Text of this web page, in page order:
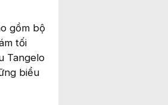
gồm bộ
tối
Tangelo
biểu